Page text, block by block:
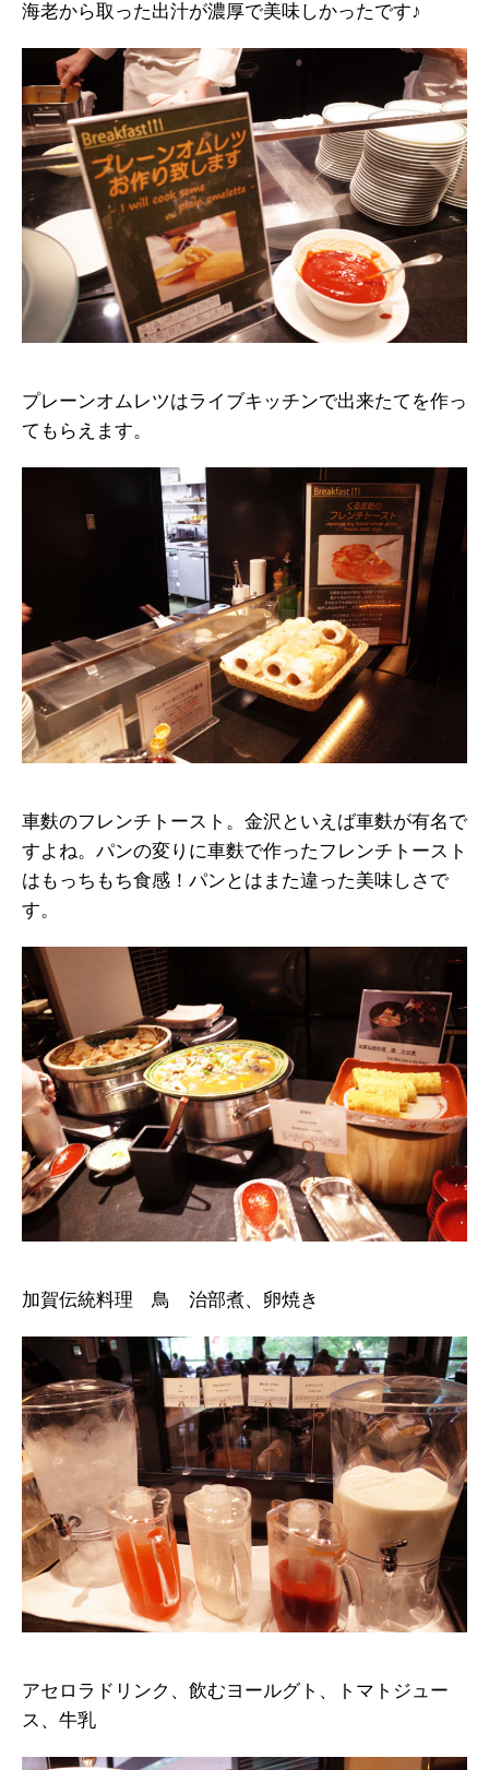
海老から取った出汁が濃厚で美味しかったです♪
プレーンオムレツはライブキッチンで出来たてを作っ
てもらえます。
車麩のフレンチトースト。金沢といえば車麩が有名で
すよね。パンの変りに車麩で作ったフレンチトースト
はもっちもち食感！パンとはまた違った美味しさで
す。
加賀伝統料理 鳥 治部煮、卵焼き
アセロラドリンク、飲むヨールグト、トマトジュー
ス、牛乳